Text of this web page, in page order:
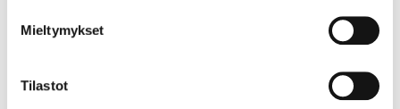
Mieltymykset
Tilastot